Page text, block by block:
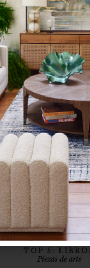
consejos
january 09 2015
CONSEJO:
NATURALES
MASCOTAS
Cada vez más gente evita los
por lo natural; esta práctica
extensiva a nuestros perros y
decimos cómo hacerlo. • Una
eliminar pulgas es colocar una
una de vinagre en un atomiza...
consejos
december 29 2014
TOP 5:
Piezas de arte